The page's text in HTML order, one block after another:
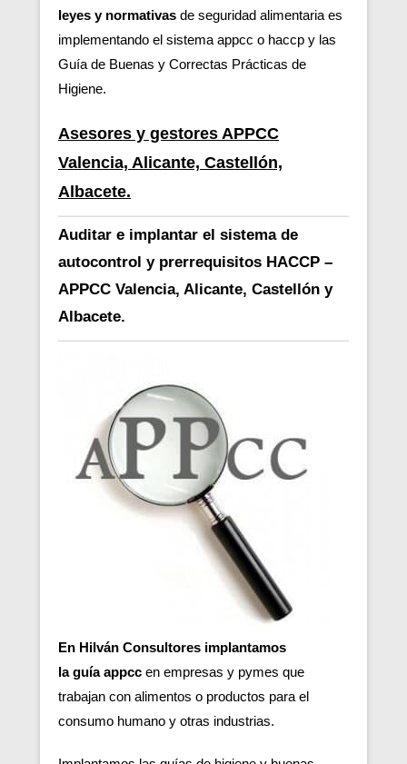
leyes y normativas de seguridad alimentaria es
implementando el sistema appcc o haccp y las
Guía de Buenas y Correctas Prácticas de
Higiene.
Asesores y gestores APPCC
Valencia, Alicante, Castellón,
Albacete.
Auditar e implantar el sistema de
autocontrol y prerrequisitos HACCP –
APPCC Valencia, Alicante, Castellón y
Albacete.
En Hilván Consultores implantamos
la guía appcc en empresas y pymes que
trabajan con alimentos o productos para el
consumo humano y otras industrias.